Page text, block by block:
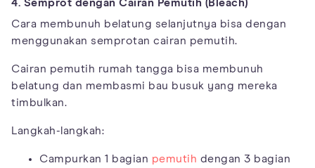
4. Semprot dengan Cairan Pemutih (Bleach)
Cara membunuh belatung selanjutnya bisa dengan
menggunakan semprotan cairan pemutih.
Cairan pemutih rumah tangga bisa membunuh
belatung dan membasmi bau busuk yang mereka
timbulkan.
Langkah-langkah:
Campurkan 1 bagian pemutih dengan 3 bagian